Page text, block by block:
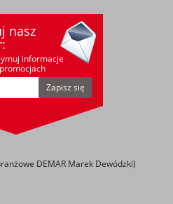
nasz
informacje
Zapisz się
DEMAR Marek Dewódzki)